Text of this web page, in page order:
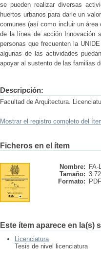
se pueden realizar diversas
huertos urbanos para darle un
comunes (así como incluir un área
de la línea de acción Innovación
personas que frecuenten la
algunas de las actividades
apoyar al sustento de las familias
Descripción:
Facultad de Arquitectura.
Mostrar el registro completo del
Ficheros en el ítem
Nombre:
FA-
Tamaño:
Formato:
PDF
Este ítem aparece en la(s)
Licenciatura
Tesis de nivel licenciatura